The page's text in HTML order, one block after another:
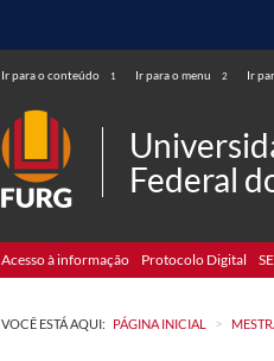
Ir para o conteúdo 1 Ir para o menu 2 Ir
Federal
Acesso à informação Protocolo Digital
VOCÊ ESTÁ AQUI: PÁGINA INICIAL >